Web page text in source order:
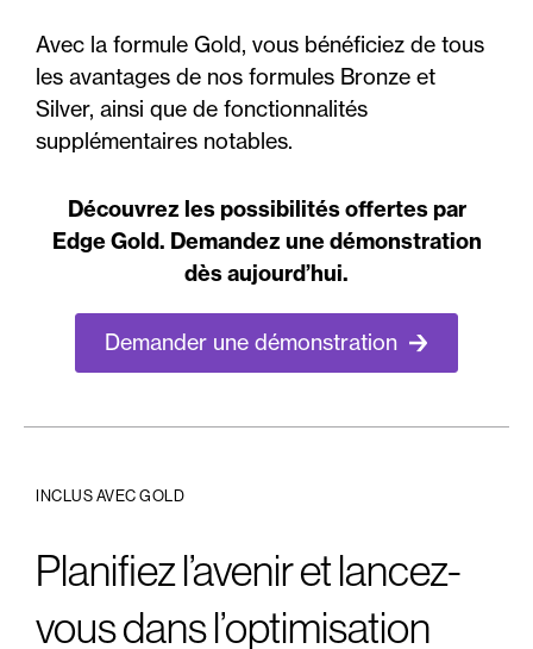
Avec la formule Gold, vous bénéficiez de tous
les avantages de nos formules Bronze et
Silver, ainsi que de fonctionnalités
supplémentaires notables.
Découvrez les possibilités offertes par
Edge Gold. Demandez une démonstration
dès aujourd’hui.
Demander une démonstration
INCLUS AVEC GOLD
Planifiez l’avenir et lancez-
vous dans l’optimisation